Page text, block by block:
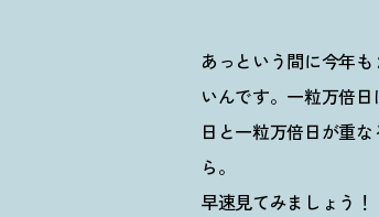
あっという間に今年
いんです。一粒万倍
日と一粒万倍日が重
ら。
早速見てみましょう ！